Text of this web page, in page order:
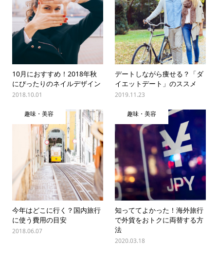
10月におすすめ！2018年秋
にぴったりのネイルデザイン
2018.10.01
デートしながら痩せる？「ダ
イエットデート」のススメ
2019.11.23
趣味・美容
今年はどこに行く？国内旅行
に使う費用の目安
2018.06.07
趣味・美容
知っててよかった！海外旅行
で外貨をおトクに両替する方
法
2020.03.18